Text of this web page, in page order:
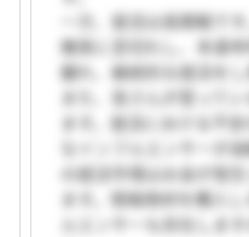
一方、就活は長期戦で
確実に息切れし、本選
離れ、継続的な就活を
また、皆さんが思って
ます。就活における不
なインフルエンサーが
の就活市場はお金が発
ます。情報商材を購入
ルエンサーも存在しま